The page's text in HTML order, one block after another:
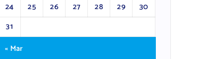
24
25 26 27 28 29
30
31
« Mar